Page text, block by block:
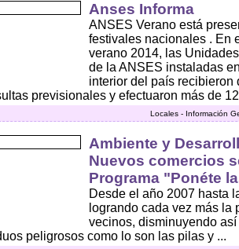
Anses Informa
ANSES Verano está
festivales nacionales . En
verano 2014, las
de la ANSES instaladas
interior del país recibieron
previsionales y efectuaron más de
Locales - Información
Ambiente y
Nuevos comercios
Programa "Ponéte
Desde el año 2007 hasta
logrando cada vez más la
vecinos, disminuyendo
peligrosos como lo son las pilas y ...